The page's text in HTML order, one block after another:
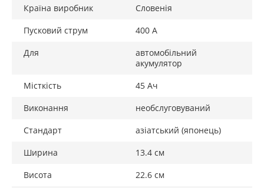
Країна виробник
Словенія
Пусковий струм
400 А
Для
автомобільний
акумулятор
Місткість
45 Ач
Виконання
необслуговуваний
Стандарт
азіатський (японець)
Ширина
13.4 см
Висота
22.6 см